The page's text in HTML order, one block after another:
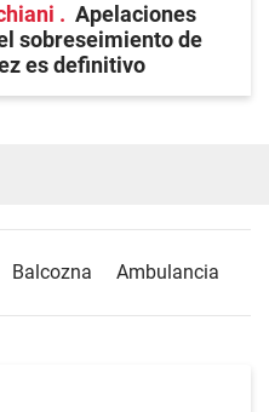
Apelaciones
sobreseimiento de
es definitivo
Balcozna Ambulancia